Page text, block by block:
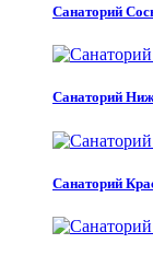
Санаторий
Санаторий
Санаторий